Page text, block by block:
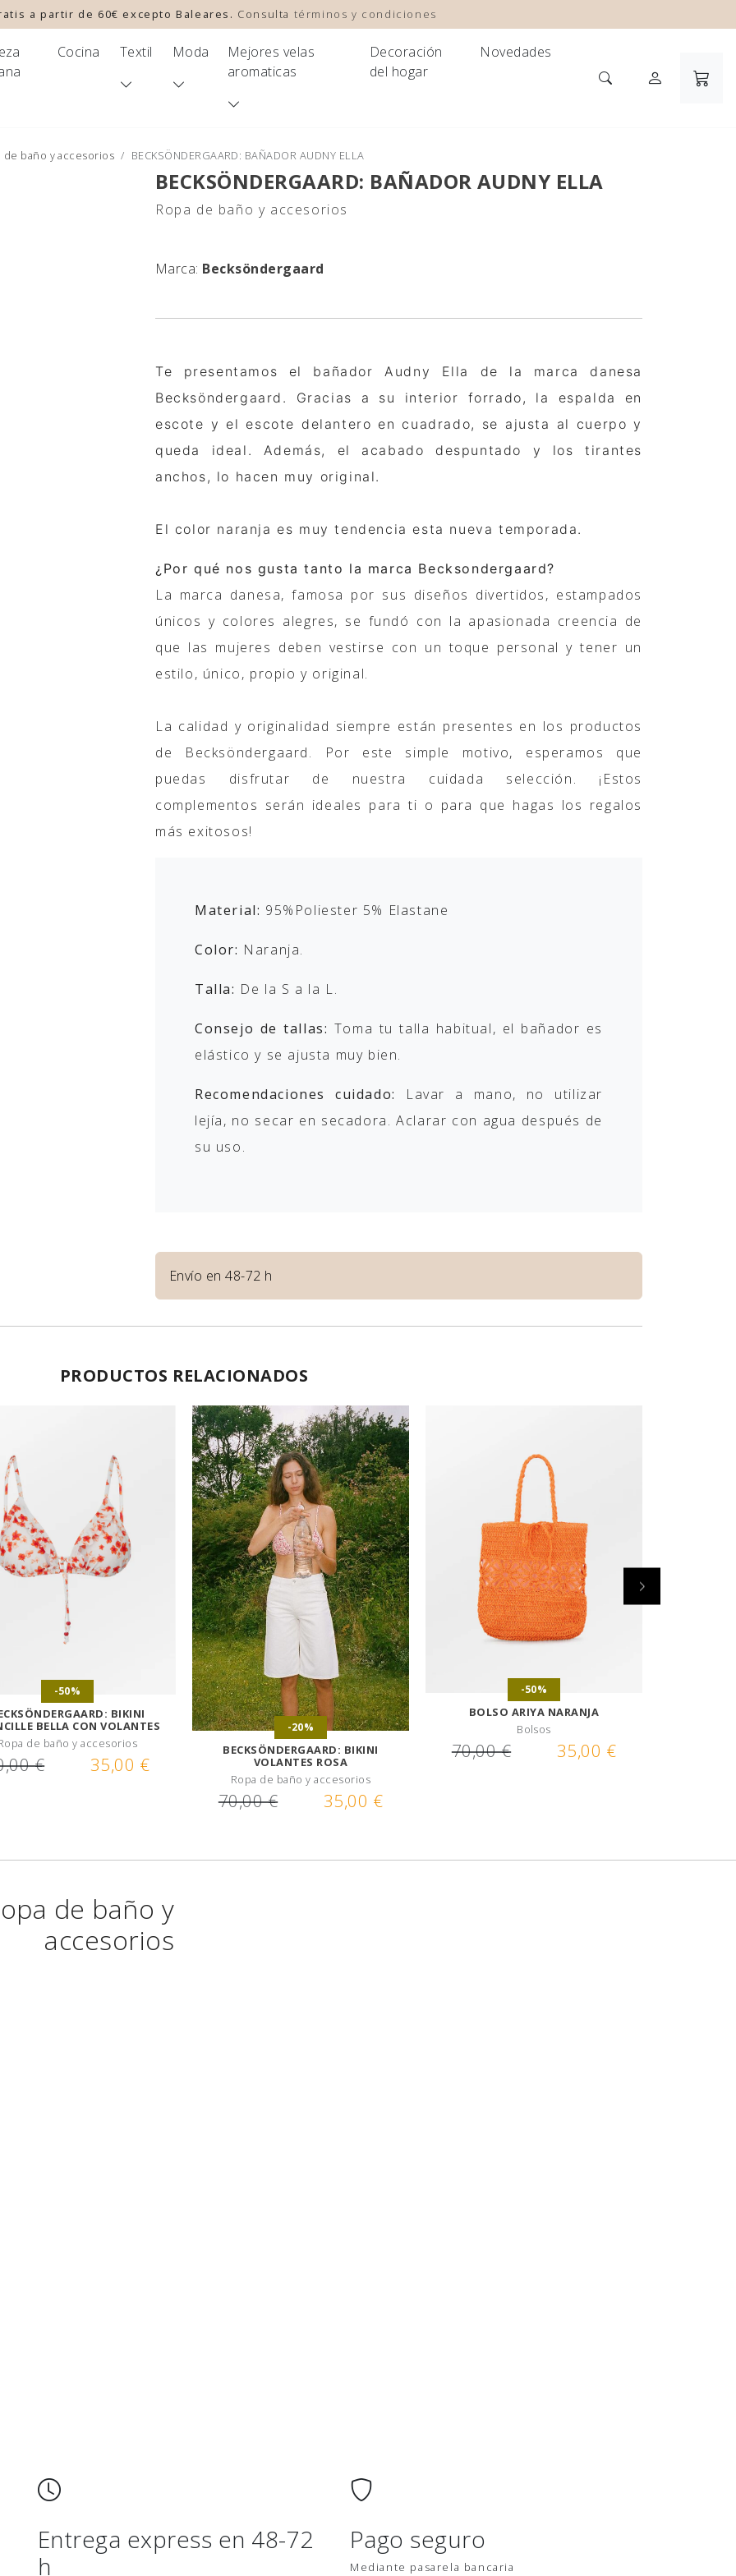
a partir de 60€ excepto Baleares. Consulta términos y condiciones
Cocina Textil Moda
Mejores velas
aromaticas
Decoración
del hogar
Novedades
de baño y accesorios BECKSÖNDERGAARD: BAÑADOR AUDNY ELLA
BECKSÖNDERGAARD: BAÑADOR AUDNY ELLA
Ropa de baño y accesorios
Marca: Becksöndergaard
Te presentamos el bañador Audny Ella de la marca danesa
Becksöndergaard. Gracias a su interior forrado, la espalda en
escote y el escote delantero en cuadrado, se ajusta al cuerpo y
queda ideal. Además, el acabado despuntado y los tirantes
anchos, lo hacen muy original.
El color naranja es muy tendencia esta nueva temporada.
¿Por qué nos gusta tanto la marca Becksondergaard?
La marca danesa, famosa por sus diseños divertidos, estampados
únicos y colores alegres, se fundó con la apasionada creencia de
que las mujeres deben vestirse con un toque personal y tener un
estilo, único, propio y original.
La calidad y originalidad siempre están presentes en los productos
de Becksöndergaard. Por este simple motivo, esperamos que
puedas disfrutar de nuestra cuidada selección. ¡Estos
complementos serán ideales para ti o para que hagas los regalos
más exitosos!
Material: 95%Poliester 5% Elastane
Color: Naranja.
Talla: De la S a la L.
Consejo de tallas: Toma tu talla habitual, el bañador es
elástico y se ajusta muy bien.
Recomendaciones cuidado:
Lavar a mano, no utilizar
lejía, no secar en secadora. Aclarar con agua después de
su uso.
Envío en 48-72 h
PRODUCTOS RELACIONADOS
-50%
BIKINI
BELLA CON VOLANTES
de baño y accesorios
€ 35,00 €
-20%
BECKSÖNDERGAARD: BIKINI
VOLANTES ROSA
Ropa de baño y accesorios
70,00 € 35,00 €
-50%
BOLSO ARIYA NARANJA
Bolsos
70,00 € 35,00 €
de baño y
accesorios
Entrega express en 48-72
h
Pago seguro
Mediante pasarela bancaria